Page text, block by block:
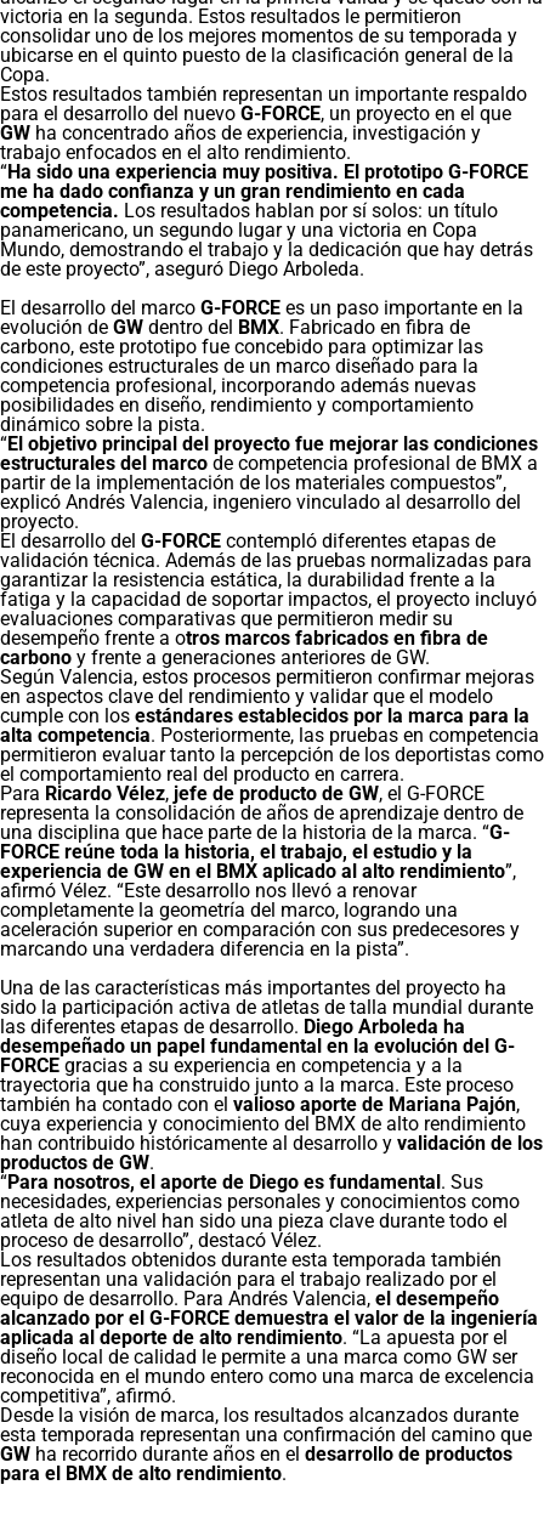
victoria en la segunda. Estos resultados le permitieron
consolidar uno de los mejores momentos de su temporada y
ubicarse en el quinto puesto de la clasificación general de la
Copa.
Estos resultados también representan un importante respaldo
para el desarrollo del nuevo G-FORCE, un proyecto en el que
GW ha concentrado años de experiencia, investigación y
trabajo enfocados en el alto rendimiento.
“Ha sido una experiencia muy positiva. El prototipo G-FORCE
me ha dado confianza y un gran rendimiento en cada
competencia. Los resultados hablan por sí solos: un título
panamericano, un segundo lugar y una victoria en Copa
Mundo, demostrando el trabajo y la dedicación que hay detrás
de este proyecto”, aseguró Diego Arboleda.
El desarrollo del marco G-FORCE es un paso importante en la
evolución de GW dentro del BMX. Fabricado en fibra de
carbono, este prototipo fue concebido para optimizar las
condiciones estructurales de un marco diseñado para la
competencia profesional, incorporando además nuevas
posibilidades en diseño, rendimiento y comportamiento
dinámico sobre la pista.
“El objetivo principal del proyecto fue mejorar las condiciones
estructurales del marco de competencia profesional de BMX a
partir de la implementación de los materiales compuestos”,
explicó Andrés Valencia, ingeniero vinculado al desarrollo del
proyecto.
El desarrollo del G-FORCE contempló diferentes etapas de
validación técnica. Además de las pruebas normalizadas para
garantizar la resistencia estática, la durabilidad frente a la
fatiga y la capacidad de soportar impactos, el proyecto incluyó
evaluaciones comparativas que permitieron medir su
desempeño frente a otros marcos fabricados en fibra de
carbono y frente a generaciones anteriores de GW.
Según Valencia, estos procesos permitieron confirmar mejoras
en aspectos clave del rendimiento y validar que el modelo
cumple con los estándares establecidos por la marca para la
alta competencia. Posteriormente, las pruebas en competencia
permitieron evaluar tanto la percepción de los deportistas como
el comportamiento real del producto en carrera.
Para Ricardo Vélez, jefe de producto de GW, el G-FORCE
representa la consolidación de años de aprendizaje dentro de
una disciplina que hace parte de la historia de la marca. “G-
FORCE reúne toda la historia, el trabajo, el estudio y la
experiencia de GW en el BMX aplicado al alto rendimiento”,
afirmó Vélez. “Este desarrollo nos llevó a renovar
completamente la geometría del marco, logrando una
aceleración superior en comparación con sus predecesores y
marcando una verdadera diferencia en la pista”.
Una de las características más importantes del proyecto ha
sido la participación activa de atletas de talla mundial durante
las diferentes etapas de desarrollo. Diego Arboleda ha
desempeñado un papel fundamental en la evolución del G-
FORCE gracias a su experiencia en competencia y a la
trayectoria que ha construido junto a la marca. Este proceso
también ha contado con el valioso aporte de Mariana Pajón,
cuya experiencia y conocimiento del BMX de alto rendimiento
han contribuido históricamente al desarrollo y validación de los
productos de GW.
“Para nosotros, el aporte de Diego es fundamental . Sus
necesidades, experiencias personales y conocimientos como
atleta de alto nivel han sido una pieza clave durante todo el
proceso de desarrollo”, destacó Vélez.
Los resultados obtenidos durante esta temporada también
representan una validación para el trabajo realizado por el
equipo de desarrollo. Para Andrés Valencia, el desempeño
alcanzado por el G-FORCE demuestra el valor de la ingeniería
aplicada al deporte de alto rendimiento. “La apuesta por el
diseño local de calidad le permite a una marca como GW ser
reconocida en el mundo entero como una marca de excelencia
competitiva”, afirmó.
Desde la visión de marca, los resultados alcanzados durante
esta temporada representan una confirmación del camino que
GW ha recorrido durante años en el desarrollo de productos
para el BMX de alto rendimiento.